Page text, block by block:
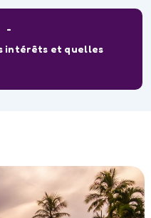
intérêts et quelles